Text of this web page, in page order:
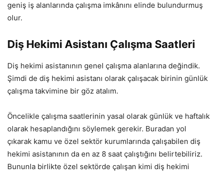
geniş iş alanlarında çalışma imkânını elinde bulundurmuş
olur.
Diş Hekimi Asistanı Çalışma Saatleri
Diş hekimi asistanının genel çalışma alanlarına değindik.
Şimdi de diş hekimi asistanı olarak çalışacak birinin günlük
çalışma takvimine bir göz atalım.
Öncelikle çalışma saatlerinin yasal olarak günlük ve haftalık
olarak hesaplandığını söylemek gerekir. Buradan yol
çıkarak kamu ve özel sektör kurumlarında çalışabilen diş
hekimi asistanının da en az 8 saat çalıştığını belirtebiliriz.
Bununla birlikte özel sektörde çalışan kimi diş hekimi